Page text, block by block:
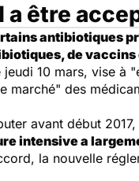
a être
antibiotiques
de
10 mars, vise à "
marché" des
avant début
intensive a
la nouvelle